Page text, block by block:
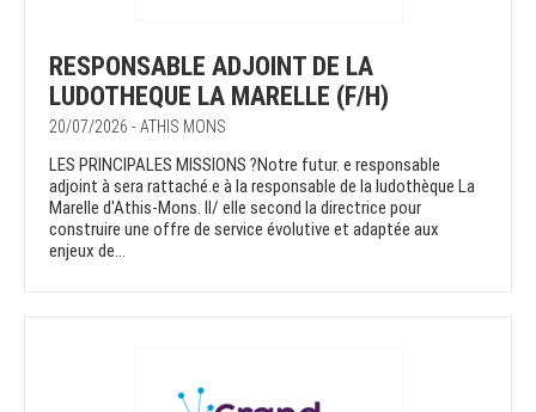
RESPONSABLE ADJOINT DE LA
LUDOTHEQUE LA MARELLE (F/H)
20/07/2026 - ATHIS MONS
LES PRINCIPALES MISSIONS ?Notre futur. e responsable
adjoint à sera rattaché.e à la responsable de la ludothèque La
Marelle d'Athis-Mons. Il/ elle second la directrice pour
construire une offre de service évolutive et adaptée aux
enjeux de...